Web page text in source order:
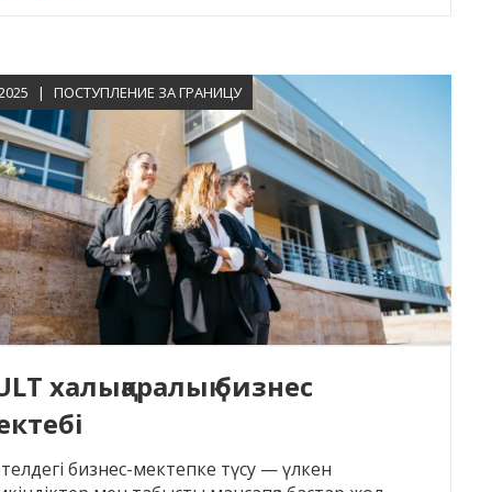
халықаралық бизнес
ПОСТУПЛЕНИЕ ЗА ГРАНИЦУ
бизнес-мектепке түсу — үлкен